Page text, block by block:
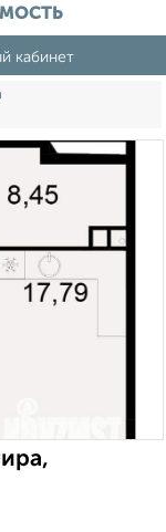
кабинет